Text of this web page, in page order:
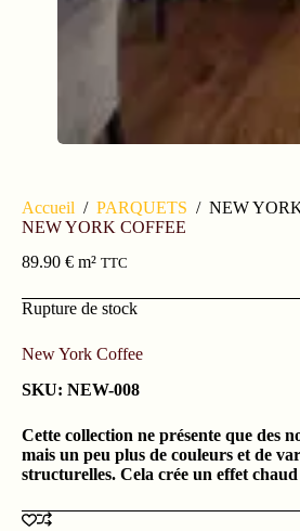
Accueil / PARQUETS / NEW
NEW YORK COFFEE
89.90 € m² TTC
Rupture de stock
New York Coffee
SKU: NEW-008
Cette collection ne présente que des
mais un peu plus de couleurs et de
structurelles. Cela crée un effet